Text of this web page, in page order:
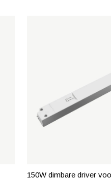
150W dimbare driver